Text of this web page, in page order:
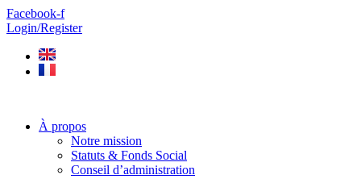
Aller
au
Facebook-f
Login/Register
À propos
Notre mission
Statuts & Fonds Social
Conseil d’administration